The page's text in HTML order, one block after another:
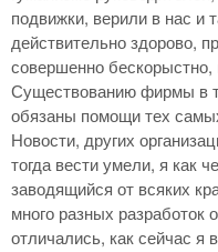
подвижки, верили в нас и
действительно здорово,
совершенно
Существованию фирмы в
обязаны помощи тех
Новости, других
тогда вести умели, я как
заводящийся от всяких
много разных разработок
отличались, как сейчас я